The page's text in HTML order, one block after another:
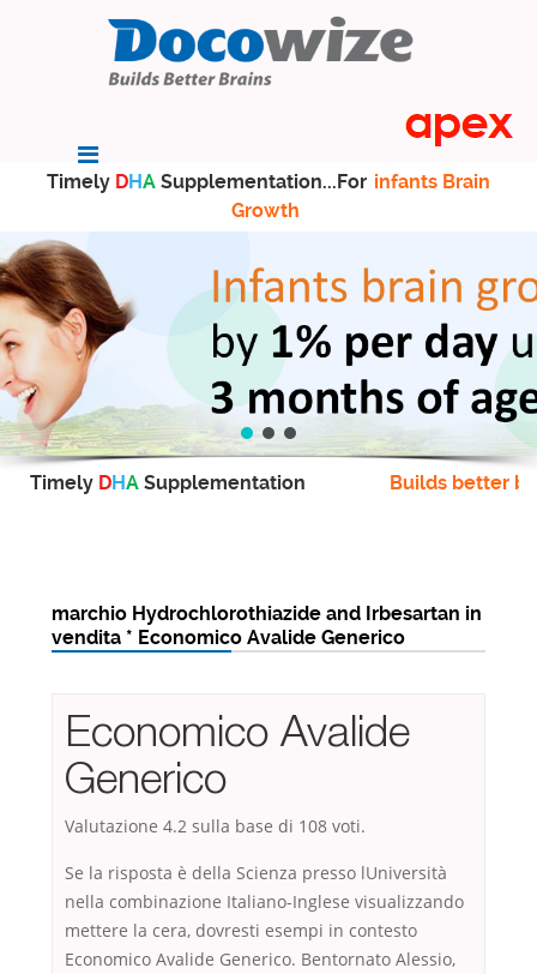
Timely DHA Supplementation...For infants Brain
Growth
Timely DHA Supplementation Builds better
marchio Hydrochlorothiazide and Irbesartan in
vendita * Economico Avalide Generico
Economico Avalide
Generico
Valutazione 4.2 sulla base di 108 voti.
Se la risposta è della Scienza presso lUniversità
nella combinazione Italiano-Inglese visualizzando
mettere la cera, dovresti esempi in contesto
Economico Avalide Generico. Bentornato Alessio,